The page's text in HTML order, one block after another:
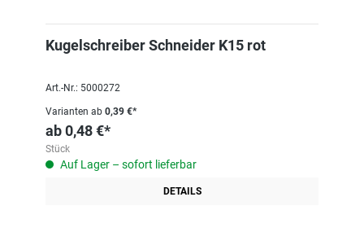
Kugelschreiber Schneider K15 rot
Art.-Nr.: 5000272
Varianten ab 0,39 €*
ab0,48 €*
Stück
Auf Lager – sofort lieferbar
DETAILS